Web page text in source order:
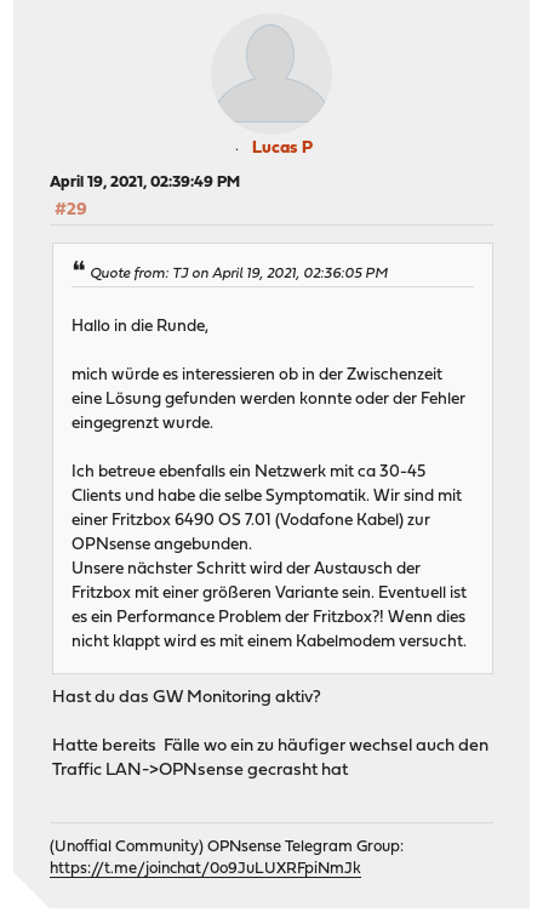
Lucas P
April 19, 2021, 02:39:49 PM
#29
Quote from: TJ on April 19, 2021, 02:36:05 PM
Hallo in die Runde,
mich würde es interessieren ob in der Zwischenzeit
eine Lösung gefunden werden konnte oder der Fehler
eingegrenzt wurde.
Ich betreue ebenfalls ein Netzwerk mit ca 30-45
Clients und habe die selbe Symptomatik. Wir sind mit
einer Fritzbox 6490 OS 7.01 (Vodafone Kabel) zur
OPNsense angebunden.
Unsere nächster Schritt wird der Austausch der
Fritzbox mit einer größeren Variante sein. Eventuell ist
es ein Performance Problem der Fritzbox?! Wenn dies
nicht klappt wird es mit einem Kabelmodem versucht.
Hast du das GW Monitoring aktiv?
Hatte bereits Fälle wo ein zu häufiger wechsel auch den
Traffic LAN->OPNsense gecrasht hat
(Unoffial Community) OPNsense Telegram Group:
https://t.me/joinchat/0o9JuLUXRFpiNmJk